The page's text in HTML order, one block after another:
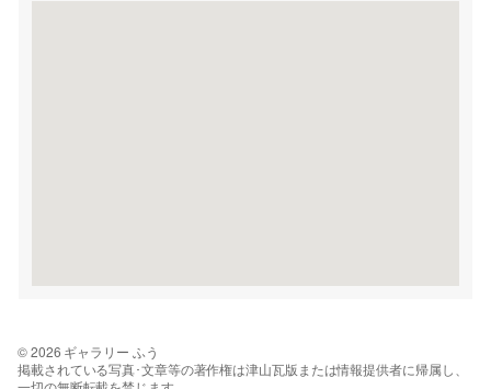
© 2026 ギャラリー ふう
掲載されている写真･文章等の著作権は津山瓦版または情報提供者に帰属し、